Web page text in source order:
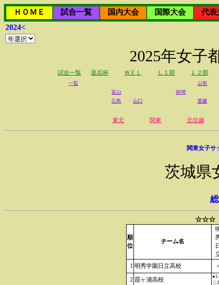
ＨＯＭＥ 試合一覧 国内大会 国際大会
代表
2024<
2025年女子
試合一覧 皇后杯 ＷＥＬ Ｌ１部 Ｌ２部
一覧
山形
富山
静岡
広島
山口 愛媛
東北 関東 北信越
関東女子サ
茨城県
☆☆☆
順
位
チーム名
1 明秀学園日立高校 ×
2 霞ヶ浦高校